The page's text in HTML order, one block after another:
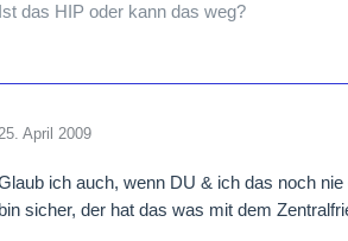
Ist das HIP oder kann das weg?
25. April 2009
ich auch, wenn DU & ich das noch nie
bin sicher, der hat das was mit dem